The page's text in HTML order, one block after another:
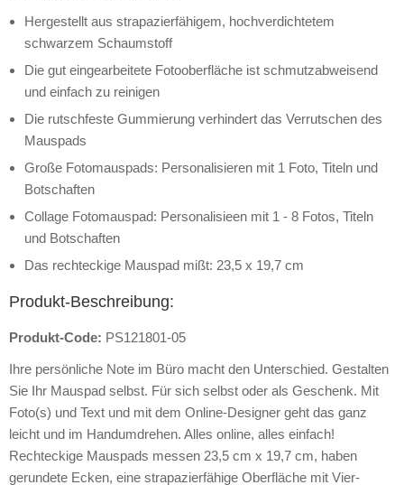
Hergestellt aus strapazierfähigem, hochverdichtetem
schwarzem Schaumstoff
Die gut eingearbeitete Fotooberfläche ist schmutzabweisend
und einfach zu reinigen
Die rutschfeste Gummierung verhindert das Verrutschen des
Mauspads
Große Fotomauspads: Personalisieren mit 1 Foto, Titeln und
Botschaften
Collage Fotomauspad: Personalisieen mit 1 - 8 Fotos, Titeln
und Botschaften
Das rechteckige Mauspad mißt: 23,5 x 19,7 cm
Produkt-Beschreibung:
Produkt-Code: PS121801-05
Ihre persönliche Note im Büro macht den Unterschied. Gestalten
Sie Ihr Mauspad selbst. Für sich selbst oder als Geschenk. Mit
Foto(s) und Text und mit dem Online-Designer geht das ganz
leicht und im Handumdrehen. Alles online, alles einfach!
Rechteckige Mauspads messen 23,5 cm x 19,7 cm, haben
gerundete Ecken, eine strapazierfähige Oberfläche mit Vier-